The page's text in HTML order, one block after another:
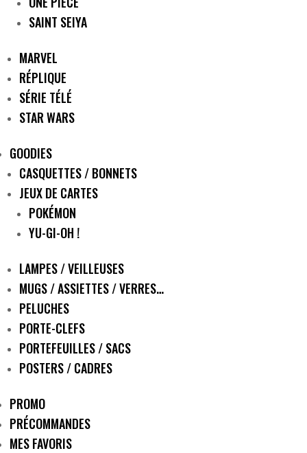
SAINT SEIYA
MARVEL
RÉPLIQUE
SÉRIE TÉLÉ
STAR WARS
GOODIES
CASQUETTES / BONNETS
JEUX DE CARTES
POKÉMON
YU-GI-OH !
LAMPES / VEILLEUSES
MUGS / ASSIETTES / VERRES…
PELUCHES
PORTE-CLEFS
PORTEFEUILLES / SACS
POSTERS / CADRES
PROMO
PRÉCOMMANDES
MES FAVORIS